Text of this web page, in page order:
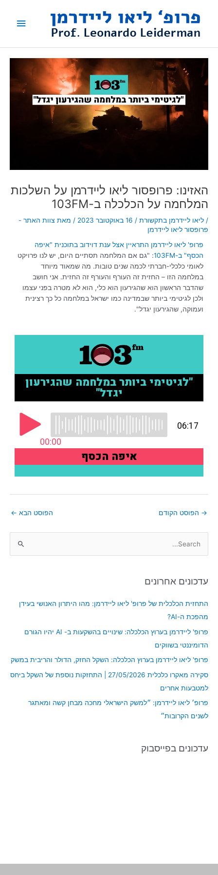
ראשי
האזינו: פרופסור ליאו ליידרמן על השלכות
המלחמה על הכלכלה ב-103FM
/ ליאו ליידרמן בתקשורת / 16 באוקטובר 2023 / מאת צוות האתר -
פרופסור ליאו ליידרמן
פרופ' ליאו ליידרמן התראיין אצל ענת דוידוב בתוכנית "איפה
הכסף" ב-103FM
: "גם אם המלחמה תסתיים היום, יש לנו פרויקט
לאומי כלכלי-חברתי לכמה שנים טובות. מה שמאוד מיוחד
במלחמה הזו – החזית זה העורף והעורף זה החזית. אני חושב
שהדבר הראשון הוא שהגירעון הוא כלי, הוא לא מטרה בפני עצמו
ולכן לגיטימי ביותר שבמדינה כמו ישראל במלחמה כל כך רצינית
ועמוקה, שהגירעון יגדל".
→ הפוסט הקודם הפוסט הבא ←
r
:
עדכונים אחרונים
התחזית הכלכלית של פרופ' ליאו ליידרמן: מהו היתרון האנושי בעידן
מהפכת ה-AI?
פרופ' ליידרמן בערוץ הכלכלה: שינויים בהשקעות ב- AI יהיו הגורם
הדומיננטי בשווקים
פרופ' ליאו ליידרמן בערוץ הכלכלה: השקל החזק, הדולר והריבית במשק
סקירה מאקרו כלכלית 27/05/2026 | התחזקות נוספת של השקל ביחס
למטבעות אחרים
פרופ׳ ליאו ליידרמן: ״למשק הישראלי מחכה מבחן קשה ומאתגר
לשנים הקרובות״
עדכונים בפייסבוק